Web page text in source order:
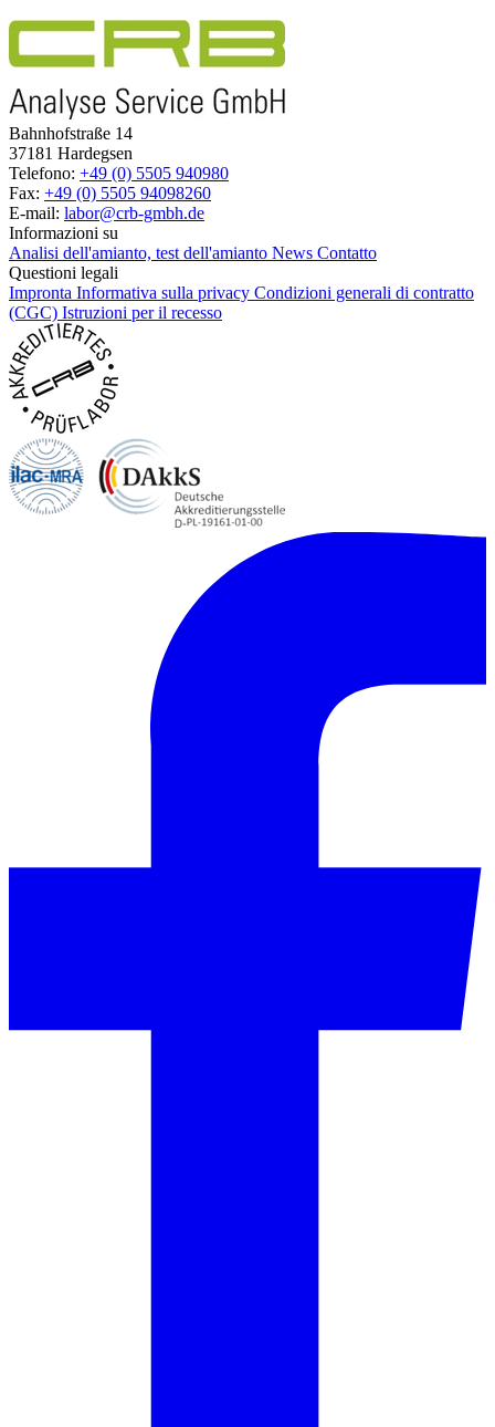
Bahnhofstraße 14
37181 Hardegsen
Telefono: +49 (0) 5505 940980
Fax: +49 (0) 5505 94098260
E-mail: labor@crb-gmbh.de
Informazioni su
Analisi dell'amianto, test dell'amianto News Contatto
Questioni legali
Impronta Informativa sulla privacy Condizioni generali di contratto
(CGC) Istruzioni per il recesso